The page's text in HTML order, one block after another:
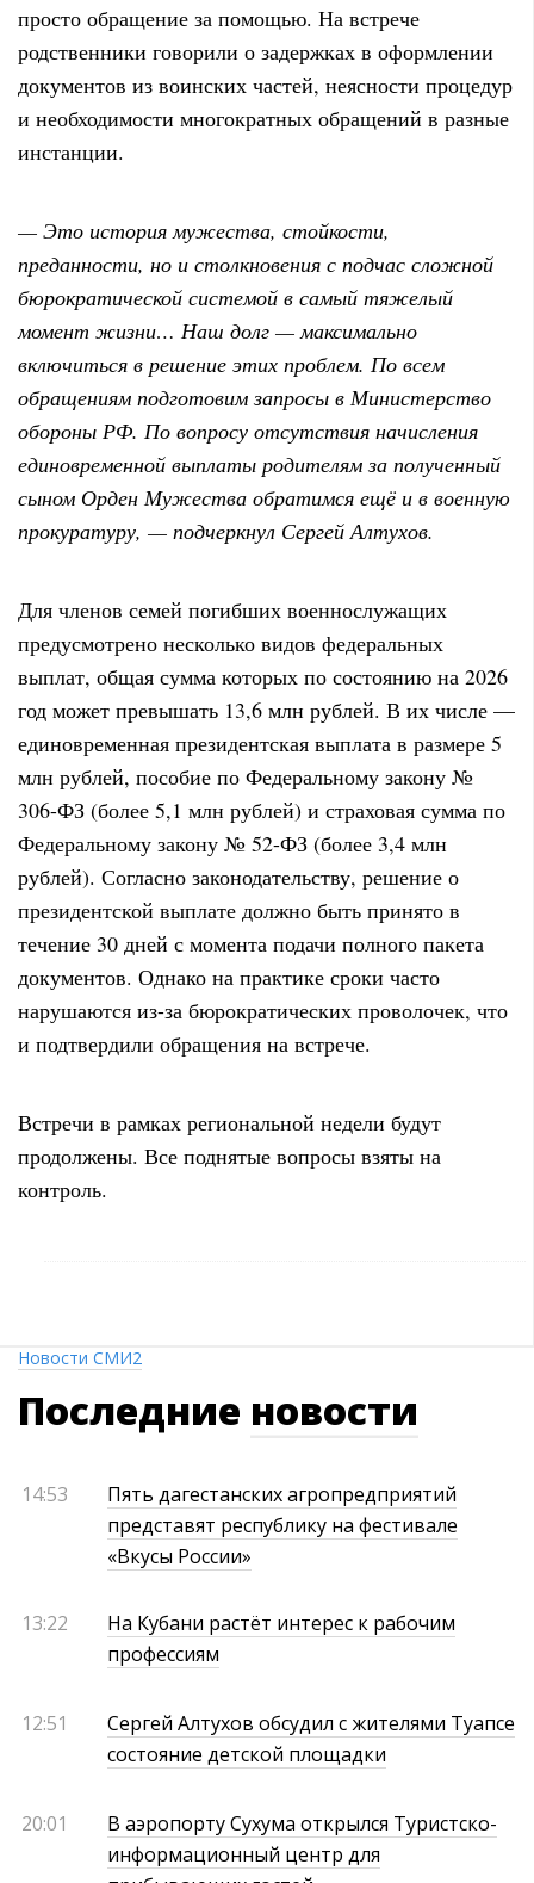
просто обращение за помощью. На встрече
родственники говорили о задержках в оформлении
документов из воинских частей, неясности процедур
и необходимости многократных обращений в разные
инстанции.
— Это история мужества, стойкости,
преданности, но и столкновения с подчас сложной
бюрократической системой в самый тяжелый
момент жизни… Наш долг — максимально
включиться в решение этих проблем. По всем
обращениям подготовим запросы в Министерство
обороны РФ. По вопросу отсутствия начисления
единовременной выплаты родителям за полученный
сыном Орден Мужества обратимся ещё и в военную
прокуратуру, — подчеркнул Сергей Алтухов.
Для членов семей погибших военнослужащих
предусмотрено несколько видов федеральных
выплат, общая сумма которых по состоянию на 2026
год может превышать 13,6 млн рублей. В их числе —
единовременная президентская выплата в размере 5
млн рублей, пособие по Федеральному закону №
306-ФЗ (более 5,1 млн рублей) и страховая сумма по
Федеральному закону № 52-ФЗ (более 3,4 млн
рублей). Согласно законодательству, решение о
президентской выплате должно быть принято в
течение 30 дней с момента подачи полного пакета
документов. Однако на практике сроки часто
нарушаются из-за бюрократических проволочек, что
и подтвердили обращения на встрече.
Встречи в рамках региональной недели будут
продолжены. Все поднятые вопросы взяты на
контроль.
Новости СМИ2
Последние новости
14:53
Пять дагестанских агропредприятий
представят республику на фестивале
«Вкусы России»
13:22
На Кубани растёт интерес к рабочим
профессиям
12:51
Сергей Алтухов обсудил с жителями Туапсе
состояние детской площадки
20:01
В аэропорту Сухума открылся Туристско-
информационный центр для